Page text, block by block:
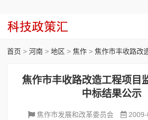
首页 > 河南 > 地区 > 焦作 > 焦作市丰收路改造工程
焦作市丰收路改造工程项目
中标结果公示
焦作市发展和改革委员会